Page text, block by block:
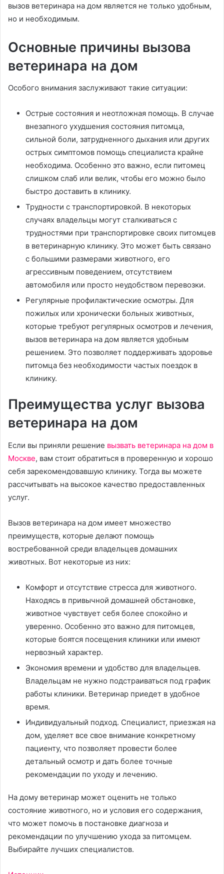
вызов ветеринара на дом является не только удобным,
но и необходимым.
Основные причины вызова
ветеринара на дом
Особого внимания заслуживают такие ситуации:
Острые состояния и неотложная помощь. В случае
внезапного ухудшения состояния питомца,
сильной боли, затрудненного дыхания или других
острых симптомов помощь специалиста крайне
необходима. Особенно это важно, если питомец
слишком слаб или велик, чтобы его можно было
быстро доставить в клинику.
Трудности с транспортировкой. В некоторых
случаях владельцы могут сталкиваться с
трудностями при транспортировке своих питомцев
в ветеринарную клинику. Это может быть связано
с большими размерами животного, его
агрессивным поведением, отсутствием
автомобиля или просто неудобством перевозки.
Регулярные профилактические осмотры. Для
пожилых или хронически больных животных,
которые требуют регулярных осмотров и лечения,
вызов ветеринара на дом является удобным
решением. Это позволяет поддерживать здоровье
питомца без необходимости частых поездок в
клинику.
Преимущества услуг вызова
ветеринара на дом
Если вы приняли решение вызвать ветеринара на дом в
Москве, вам стоит обратиться в проверенную и хорошо
себя зарекомендовавшую клинику. Тогда вы можете
рассчитывать на высокое качество предоставленных
услуг.
Вызов ветеринара на дом имеет множество
преимуществ, которые делают помощь
востребованной среди владельцев домашних
животных. Вот некоторые из них:
Комфорт и отсутствие стресса для животного.
Находясь в привычной домашней обстановке,
животное чувствует себя более спокойно и
уверенно. Особенно это важно для питомцев,
которые боятся посещения клиники или имеют
нервозный характер.
Экономия времени и удобство для владельцев.
Владельцам не нужно подстраиваться под график
работы клиники. Ветеринар приедет в удобное
время.
Индивидуальный подход. Специалист, приезжая на
дом, уделяет все свое внимание конкретному
пациенту, что позволяет провести более
детальный осмотр и дать более точные
рекомендации по уходу и лечению.
На дому ветеринар может оценить не только
состояние животного, но и условия его содержания,
что может помочь в постановке диагноза и
рекомендации по улучшению ухода за питомцем.
Выбирайте лучших специалистов.